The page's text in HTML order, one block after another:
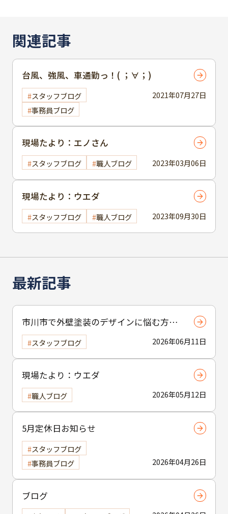
最新記事
市川市で外壁塗装のデザインに悩む方へ
｜ 色選びの失敗を防ぐポイント
2026年06月11日
スタッフブログ
現場たより：ウエダ
2026年05月12日
職人ブログ
5月定休日お知らせ
2026年04月26日
スタッフブログ
事務員ブログ
ブログ
関連記事
2021年07月27日
台風、強風、車通勤っ！( ；∀；)
スタッフブログ
事務員ブログ
2023年03月06日
現場たより：エノさん
スタッフブログ 職人ブログ
2023年09月30日
現場たより：ウエダ
スタッフブログ 職人ブログ